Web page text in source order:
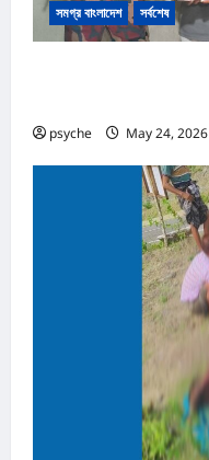
সমগ্র বাংলাদেশ সর্বশেষ
psyche May 24, 2026